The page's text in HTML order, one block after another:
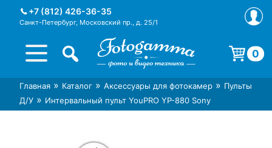
+7 (812) 426-36-35
Санкт-Петербург, Московский пр., д. 25/1
Интернет-магазин фототехники
Foto-Gamma в СПб
Магазин фотоаксессуаров foto-
gamma.ru
0
Корзина пуста.
Главная » Каталог » Аксессуары для фотокамер » Пульты
Д/У » Интервальный пульт YouPRO YP-880 Sony